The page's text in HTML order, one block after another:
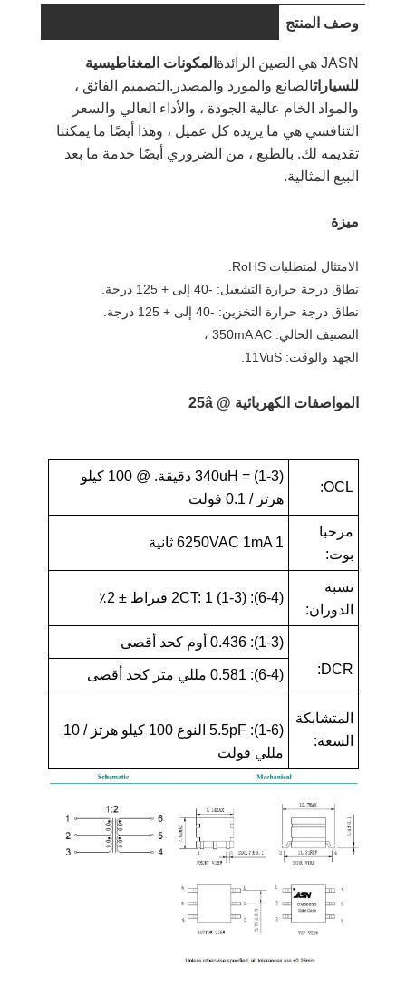
وصف المنتج
JASN هي الصين الرائدة
المكونات المغناطيسية
للسياراتالصانع والمورد والمصدر.التصميم الفائق ،
والمواد الخام عالية الجودة ، والأداء العالي والسعر
التنافسي هي ما يريده كل عميل ، وهذا أيضًا ما يمكننا
تقديمه لك. بالطبع ، من الضروري أيضًا خدمة ما بعد
البيع المثالية.
ميزة
الامتثال لمتطلبات RoHS.
نطاق درجة حرارة التشغيل: -40 إلى + 125 درجة.
نطاق درجة حرارة التخزين: -40 إلى + 125 درجة.
التصنيف الحالي: 350mA AC ،
الجهد والوقت: 11VuS.
المواصفات الكهربائية @ 25â
OCL:
(1-3) = 340uH دقيقة. @ 100 كيلو
هرتز / 0.1 فولت
مرحبا
بوت:
6250VAC 1mA 1 ثانية
نسبة
الدوران:
(6-4): (1-3) 2CT: 1 قيراط ± 2٪
DCR:
(1-3): 0.436 أوم كحد أقصى
(6-4): 0.581 مللي متر كحد أقصى
المتشابكة
السعة:
(1-6): 5.5pF النوع 100 كيلو هرتز / 10
مللي فولت